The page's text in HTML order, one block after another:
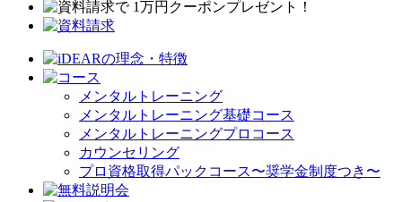
メンタルトレーニング
メンタルトレーニング基礎コース
メンタルトレーニングプロコース
カウンセリング
プロ資格取得パックコース〜奨学金制度つき〜